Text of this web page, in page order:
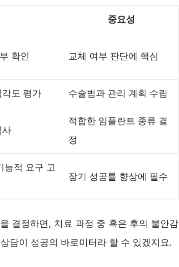
중요성
확인 교체 여부 판단에 핵심
도 평가 수술법과 관리 계획 수립
사
적합한 임플란트 종류 결
정
능적 요구 고
장기 성공률 향상에 필수
결정하면, 치료 과정 중 혹은 후의 불안감
담이 성공의 바로미터라 할 수 있겠지요.